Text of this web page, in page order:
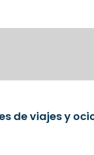
de viajes y